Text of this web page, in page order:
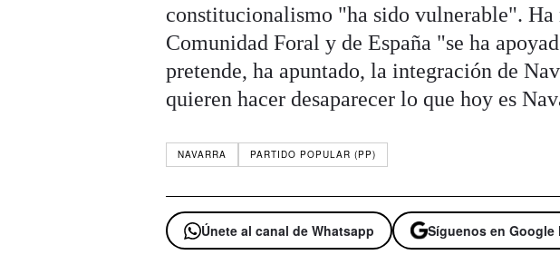
constitucionalismo "ha sido vulnerable".
Comunidad Foral y de España "se ha
pretende, ha apuntado, la integración de
quieren hacer desaparecer lo que hoy es
NAVARRA PARTIDO POPULAR (PP)
Únete al canal de Whatsapp Síguenos en Google